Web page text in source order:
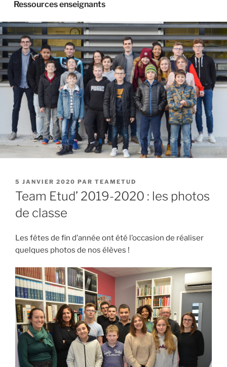
Ressources enseignants
PUBLIÉ
LE
5 JANVIER 2020 PAR TEAMETUD
Team Etud’ 2019-2020 : les photos
de classe
Les fêtes de fin d’année ont été l’occasion de réaliser
quelques photos de nos élèves !